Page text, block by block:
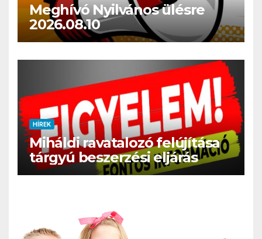
Meghívó Nyilvános ülésre
2026.08.10
HÍREK
Miháldi ravatalozó felújítása
tárgyú beszerzési eljárás